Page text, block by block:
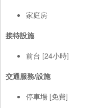
家庭房
接待設施
前台 [24小時]
交通服務/設施
停車場 [免費]